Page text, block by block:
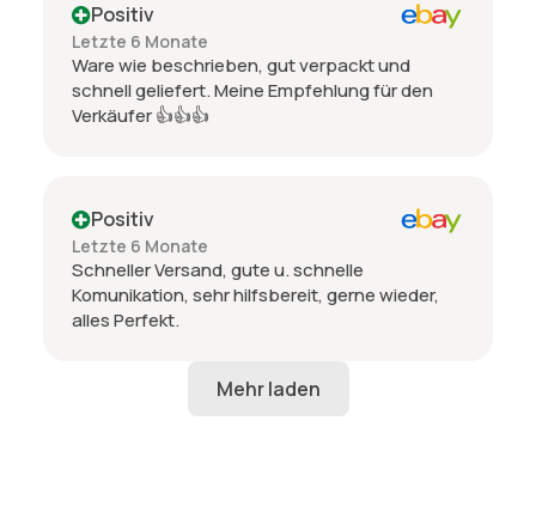
Positiv
Letzte 6 Monate
Ware wie beschrieben, gut verpackt und
schnell geliefert. Meine Empfehlung für den
Verkäufer 👍👍👍
Positiv
Letzte 6 Monate
Schneller Versand, gute u. schnelle
Komunikation, sehr hilfsbereit, gerne wieder,
alles Perfekt.